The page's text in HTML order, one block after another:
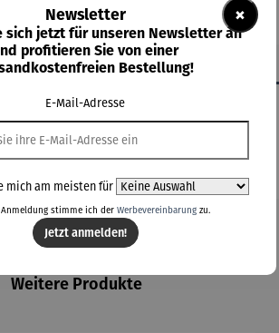
Weitere Produkte
×
Newsletter
sich jetzt für unseren Newsletter an
profitieren Sie von einer
Bestellung!
E-Mail-Adresse
mich am meisten für
stimme ich der Werbevereinbarungzu.
Jetzt anmelden!